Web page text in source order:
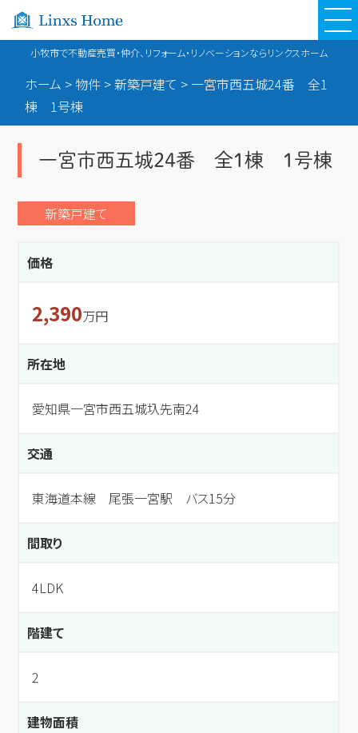
小牧市で不動産売買・仲介、リフォーム・リノベーションならリンクスホーム
ホーム > 物件 >新築戸建て > 一宮市西五城24番 全1
棟 1号棟
一宮市西五城24番 全1棟 1号棟
新築戸建て
価格
2,390万円
所在地
愛知県一宮市西五城圦先南24
交通
東海道本線 尾張一宮駅 バス15分
間取り
4LDK
階建て
2
建物面積